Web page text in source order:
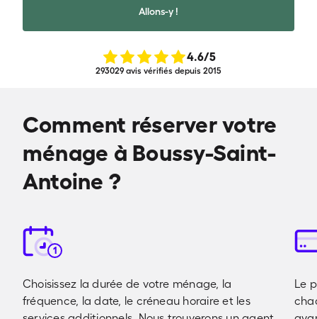
Allons-y !
4.6/5
293029 avis vérifiés depuis 2015
Comment réserver votre
ménage à Boussy-Saint-
Antoine ?
1
Choisissez la durée de votre ménage, la
fréquence, la date, le créneau horaire et les
Le